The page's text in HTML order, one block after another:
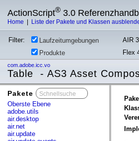
ActionScript® 3.0
Home Liste der Pakete und Klassen
Filter: Laufzeitumgebungen
AIR
Produkte
Flex
com.adobe.icc.vo
Table - AS3 Asset
Pakete
Oberste Ebene
adobe.utils
air.desktop
air.net
air.update